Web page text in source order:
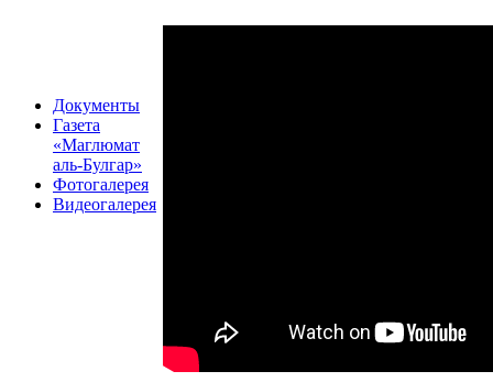
Документы
Газета
«Маглюмат
аль-Булгар»
Фотогалерея
Видеогалерея